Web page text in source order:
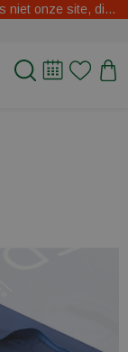
Waarschuwing de site leerentveldvrijetijd.com is niet onze site, dit zijn oplichters.